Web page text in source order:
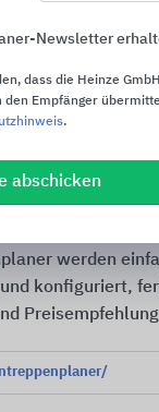
Planer
werden
konfiguriert,
Newsletter
dass die Heinze
Empfänger
.
abschicken